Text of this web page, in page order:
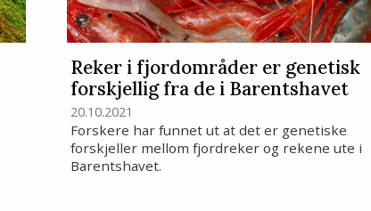
Reker i fjordområder er genetisk
forskjellig fra de i Barentshavet
20.10.2021
Forskere har funnet ut at det er genetiske
forskjeller mellom fjordreker og rekene ute i
Barentshavet.